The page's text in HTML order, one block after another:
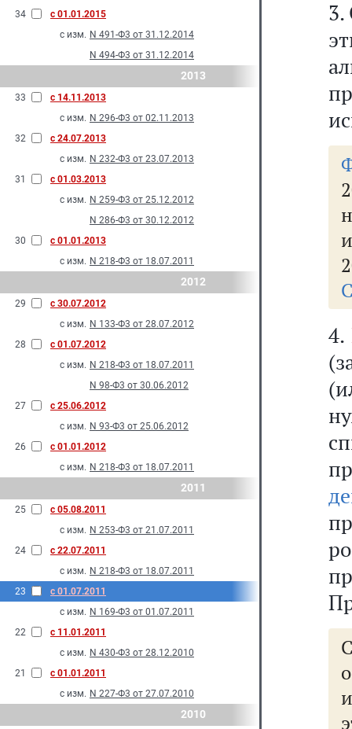
34
с 01.01.2015
с изм. N 491-Ф3 от 31.12.2014
N 494-Ф3 от 31.12.2014
2013
33
с 14.11.2013
с изм. N 296-Ф3 от 02.11.2013
32
с 24.07.2013
с изм. N 232-Ф3 от 23.07.2013
31
с 01.03.2013
с изм. N 259-Ф3 от 25.12.2012
N 286-Ф3 от 30.12.2012
30
с 01.01.2013
с изм. N 218-Ф3 от 18.07.2011
2012
29
с 30.07.2012
с изм. N 133-Ф3 от 28.07.2012
28
с 01.07.2012
с изм. N 218-Ф3 от 18.07.2011
N 98-Ф3 от 30.06.2012
27
с 25.06.2012
с изм. N 93-Ф3 от 25.06.2012
26
с 01.01.2012
с изм. N 218-Ф3 от 18.07.2011
2011
25
с 05.08.2011
с изм. N 253-Ф3 от 21.07.2011
24
с 22.07.2011
с изм. N 218-Ф3 от 18.07.2011
23
с 01.07.2011
с изм. N 169-Ф3 от 01.07.2011
22
с 11.01.2011
с изм. N 430-Ф3 от 28.12.2010
21
с 01.01.2011
с изм. N 227-Ф3 от 27.07.2010
2010
3.
4.